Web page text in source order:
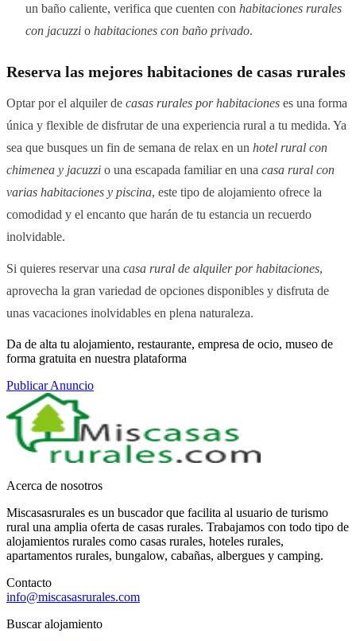
un baño caliente, verifica que cuenten con habitaciones rurales
con jacuzzi o habitaciones con baño privado.
Reserva las mejores habitaciones de casas rurales
Optar por el alquiler de casas rurales por habitaciones es una forma
única y flexible de disfrutar de una experiencia rural a tu medida. Ya
sea que busques un fin de semana de relax en un hotel rural con
chimenea y jacuzzi o una escapada familiar en una casa rural con
varias habitaciones y piscina, este tipo de alojamiento ofrece la
comodidad y el encanto que harán de tu estancia un recuerdo
inolvidable.
Si quieres reservar una casa rural de alquiler por habitaciones,
aprovecha la gran variedad de opciones disponibles y disfruta de
unas vacaciones inolvidables en plena naturaleza.
Da de alta tu alojamiento, restaurante, empresa de ocio, museo de
forma gratuita en nuestra plataforma
Publicar Anuncio
Acerca de nosotros
Miscasasrurales es un buscador que facilita al usuario de turismo
rural una amplia oferta de casas rurales. Trabajamos con todo tipo de
alojamientos rurales como casas rurales, hoteles rurales,
apartamentos rurales, bungalow, cabañas, albergues y camping.
Contacto
info@miscasasrurales.com
Buscar alojamiento